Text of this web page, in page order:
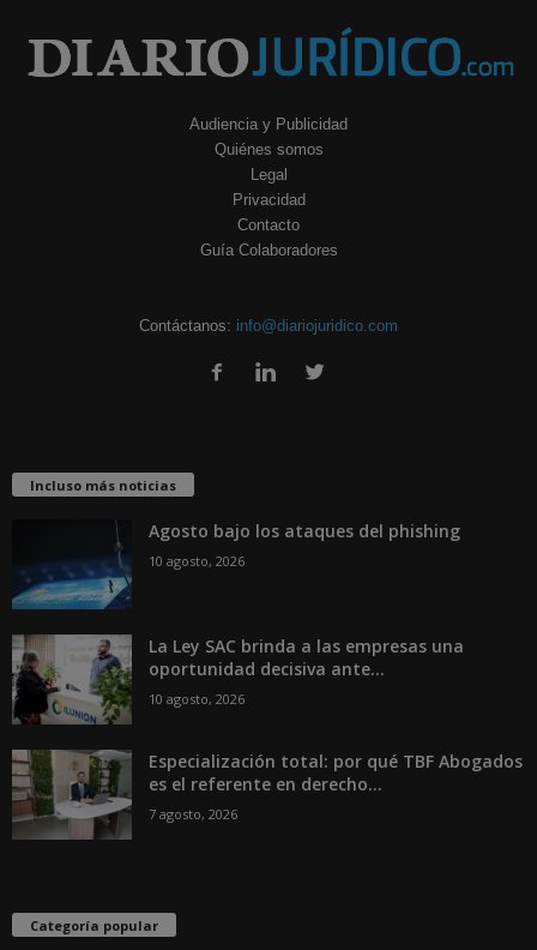
Audiencia y Publicidad
Quiénes somos
Legal
Privacidad
Contacto
Guía Colaboradores
Contáctanos: info@diariojuridico.com
Incluso más noticias
Agosto bajo los ataques del phishing
10 agosto, 2026
La Ley SAC brinda a las empresas una
oportunidad decisiva ante...
10 agosto, 2026
Especialización total: por qué TBF Abogados
es el referente en derecho...
7 agosto, 2026
Categoría popular